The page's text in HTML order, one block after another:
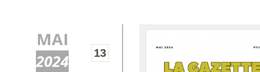
MAI
2024 13